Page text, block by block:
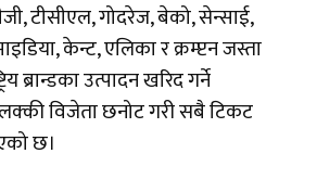
टीसीएल, गोदरेज, बेको, सेन्साई,
केन्ट, एलिका र क्रम्प्टन जस्ता
ब्रान्डका उत्पादन खरिद गर्ने
विजेता छनोट गरी सबै टिकट
छ।